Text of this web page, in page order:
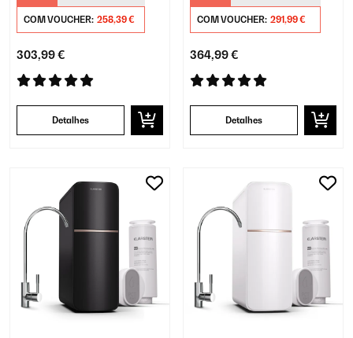
COM VOUCHER: 258,39 €
303,99 €
Detalhes
COM VOUCHER: 291,99 €
364,99 €
Detalhes